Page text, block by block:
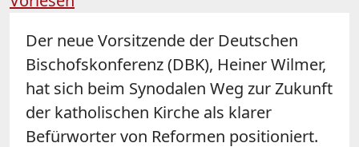
Der neue Vorsitzende der Deutschen
Bischofskonferenz (DBK), Heiner Wilmer,
hat sich beim Synodalen Weg zur Zukunft
der katholischen Kirche als klarer
Befürworter von Reformen positioniert.